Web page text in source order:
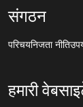
संगठन
परिचयनिजता नीति
हमारी